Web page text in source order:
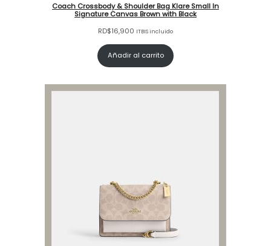
Coach Crossbody & Shoulder Bag Klare Small In
Signature Canvas Brown with Black
RD$16,900 ITBIS incluido
Añadir al carrito